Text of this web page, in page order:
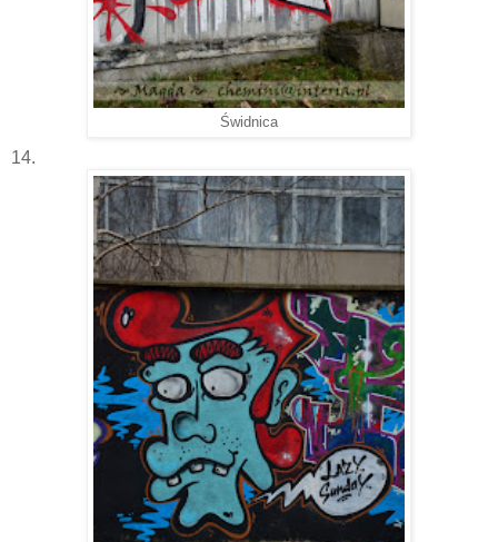
Świdnica
14.